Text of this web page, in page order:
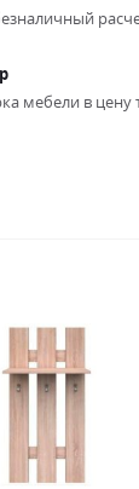
мебели в цену